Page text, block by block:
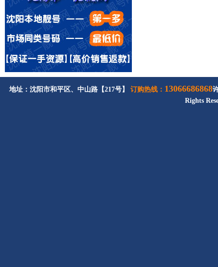
地址：沈阳市和平区、中山路【217号】 订购热线： 13066686868
Rights